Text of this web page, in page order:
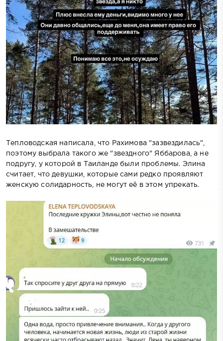
Тепловодская написала, что Рахимова "зазвездилась",
поэтому выбрала такого же "звездного" Яббарова, а не
подругу, у которой в Таиланде были проблемы. Элина
считает, что девушки, которые сами редко проявляют
женскую солидарность, не могут её в этом упрекать.